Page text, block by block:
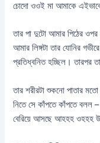
চোদো ওওই মা আমাকে
তার পা দুটো আমার পিঠের
আমার লিঙ্গটা তার যোনির
প্রতিধ্বনিত হচ্ছিল।
তার শরীরটা শুকনো পাতার
নিতে সে কাঁপতে কাঁপতে বলল
বেরিয়ে আসছে আহহহ ওহহহ